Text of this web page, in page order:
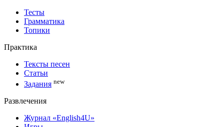
Тесты
Грамматика
Топики
Практика
Тексты песен
Статьи
Задания new
Развлечения
Журнал «English4U»